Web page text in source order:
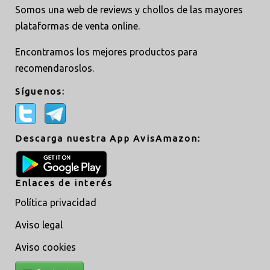
Somos una web de reviews y chollos de las mayores
plataformas de venta online.
Encontramos los mejores productos para
recomendaroslos.
Síguenos:
Descarga nuestra App AvisAmazon:
Enlaces de interés
Política privacidad
Aviso legal
Aviso cookies